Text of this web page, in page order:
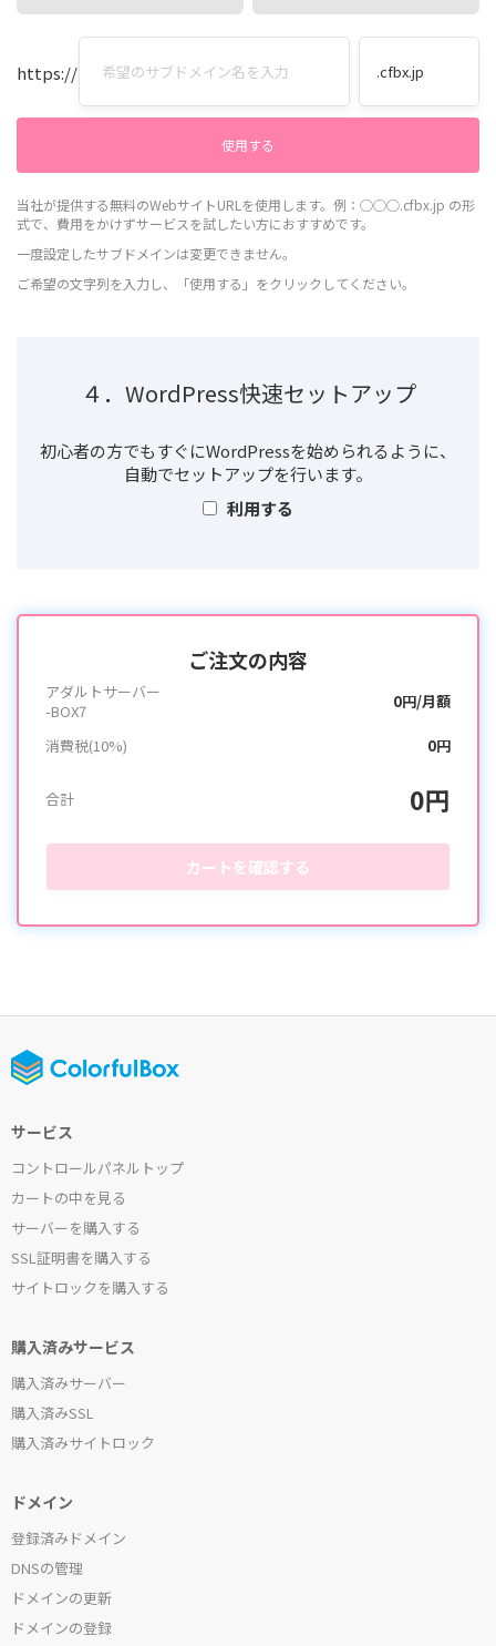
https://
当社が提供する無料のWebサイトURLを使用します。例：◯◯◯.cfbx.jp の形
式で、費用をかけずサービスを試したい方におすすめです。
一度設定したサブドメインは変更できません。
ご希望の文字列を入力し、「使用する」をクリックしてください。
４．WordPress快速セットアップ
初心者の方でもすぐにWordPressを始められるように、
自動でセットアップを行います。
利用する
ご注文の内容
アダルトサーバー
-BOX7
0円/月額
消費税(10%) 0円
合計 0円
カートを確認する
サービス
コントロールパネルトップ
カートの中を見る
サーバーを購入する
SSL証明書を購入する
サイトロックを購入する
購入済みサービス
購入済みサーバー
購入済みSSL
購入済みサイトロック
ドメイン
登録済みドメイン
DNSの管理
ドメインの更新
ドメインの登録